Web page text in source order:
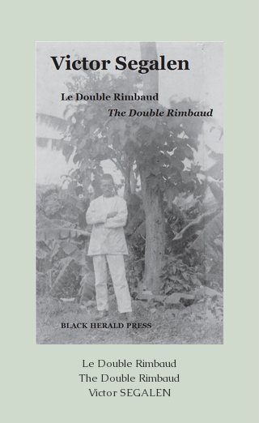
Le Double Rimbaud
The Double Rimbaud
Victor SEGALEN